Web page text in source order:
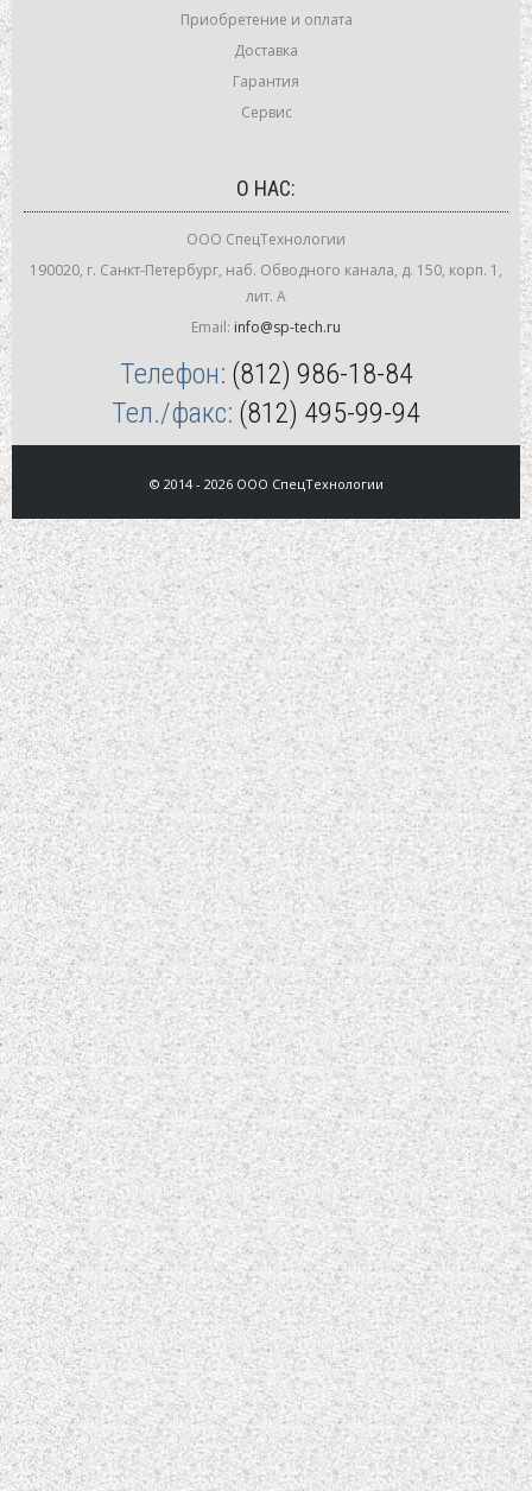
Приобретение и оплата
Доставка
Гарантия
Сервис
О НАС:
ООО СпецТехнологии
190020, г. Санкт-Петербург, наб. Обводного канала, д. 150, корп. 1,
лит. А
Email: info@sp-tech.ru
Телефон: (812) 986-18-84
Тел./факс: (812) 495-99-94
© 2014 - 2026 ООО СпецТехнологии